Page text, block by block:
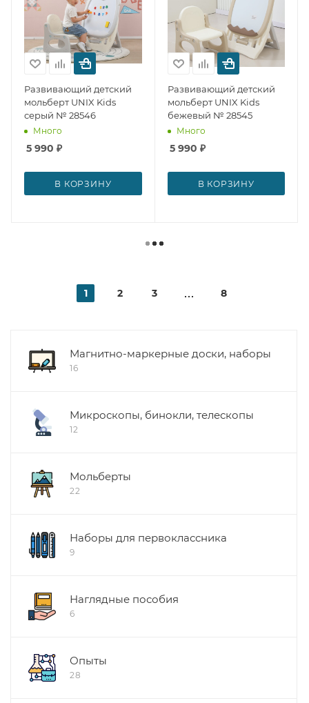
Развивающий детский
мольберт UNIX Kids
серый № 28546
Много
5 990 ₽
В КОРЗИНУ
Развивающий детский
мольберт UNIX Kids
бежевый № 28545
Много
5 990 ₽
В КОРЗИНУ
1 2 3 8
Магнитно-маркерные доски, наборы
16
Микроскопы, бинокли, телескопы
12
Мольберты
22
Наборы для первоклассника
9
Наглядные пособия
6
Опыты
28